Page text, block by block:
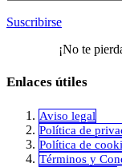
Suscribirse
¡No te
Enlaces útiles
Aviso legal
Política de
​Política de
Términos y